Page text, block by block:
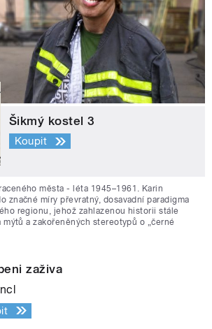
Šikmý kostel 3
Koupit
města - léta 1945–1961. Karin
značné míry převratný, dosavadní paradigma
regionu, jehož zahlazenou historii stále
a zakořeněných stereotypů o „černé
zaživa